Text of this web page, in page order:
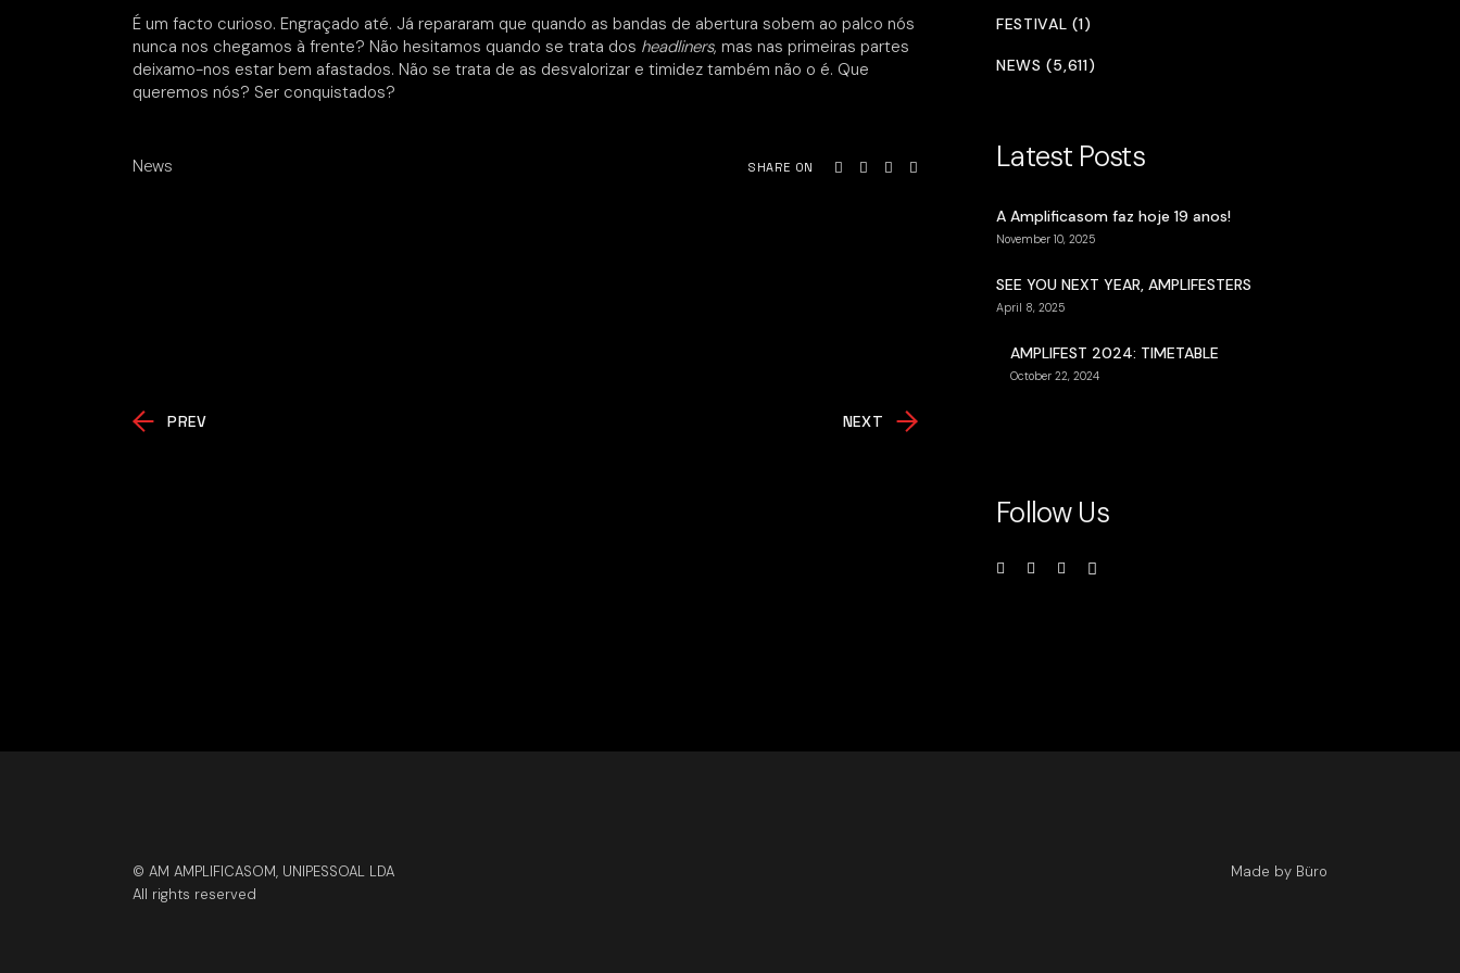
É um facto curioso. Engraçado até. Já repararam que quando as bandas de abertura sobem ao palco nós
nunca nos chegamos à frente? Não hesitamos quando se trata dos headliners, mas nas primeiras partes
deixamo-nos estar bem afastados. Não se trata de as desvalorizar e timidez também não o é. Que
queremos nós? Ser conquistados?
News SHARE ON
PREV NEXT
FESTIVAL (1)
NEWS (5,611)
Latest Posts
A Amplificasom faz hoje 19 anos!
November 10, 2025
SEE YOU NEXT YEAR, AMPLIFESTERS
April 8, 2025
AMPLIFEST 2024: TIMETABLE
October 22, 2024
Follow Us
© AM AMPLIFICASOM, UNIPESSOAL LDA
All rights reserved
Made by Büro